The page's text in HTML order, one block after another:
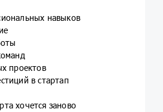
навыков
проектов
в стартап
хочется заново